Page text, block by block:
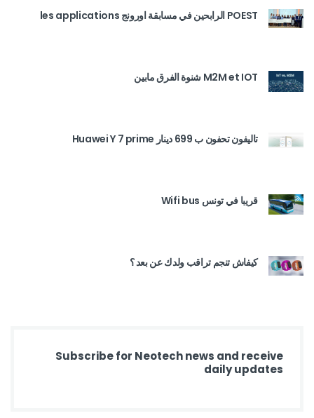
POEST الرابحين في مسابقة اورونج les applications
M2M et IOT شنوة الفرق مابين
تاليفون تحفون ب 699 دينار Huawei Y 7 prime
قريبا في تونس Wifi bus
كيفاش تنجم تراقب ولدك عن بعد ؟
Subscribe for Neotech news and receive
daily updates